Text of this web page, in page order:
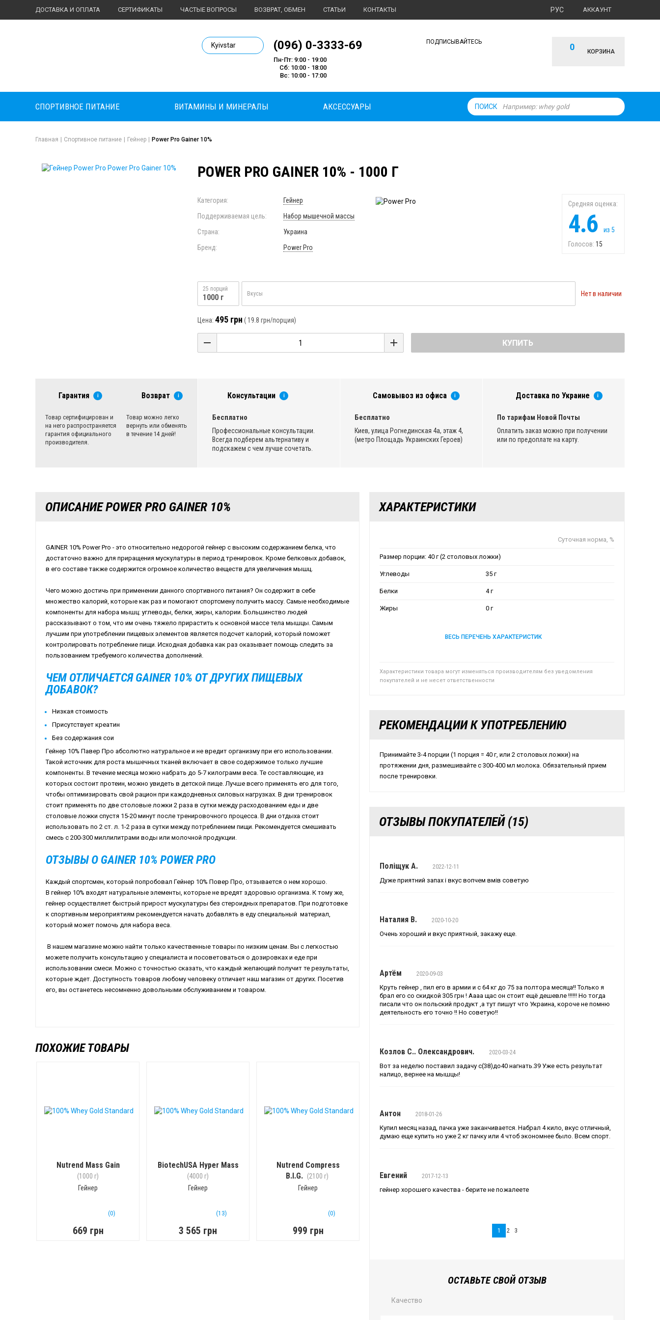
ДОСТАВКА И ОПЛАТА СЕРТИФИКАТЫ ЧАСТЫЕ ВОПРОСЫ ВОЗВРАТ, ОБМЕН СТАТЬИ КОНТАКТЫ АККАУНТ
РУС
Body Market №1 магазин спортивного питания
Kyivstar (096) 0-3333-69
Пн-Пт: 9:00 - 19:00
Сб: 10:00 - 18:00
Вс: 10:00 - 17:00
0 КОРЗИНА
ПОДПИСЫВАЙТЕСЬ
ПОИСК
СПОРТИВНОЕ ПИТАНИЕ ВИТАМИНЫ И МИНЕРАЛЫ АКСЕССУАРЫ
Главная Спортивное питание Гейнер Power Pro Gainer 10%
POWER PRO GAINER 10% - 1000 Г
Средняя оценка:
4.6 из 5
Голосов: 15
Категория:
Гейнер
Поддерживаемая цель:
Набор мышечной массы
Страна:
Украина
Бренд:
Power Pro
25 порций
1000 г Вкусы Нет в наличии
Цена: 495 грн ( 19.8 грн/порция)
КУПИТЬ
Гарантия i
Товар сертифицирован и
на него распространяется
гарантия официального
производителя.
Возврат i
Товар можно легко
вернуть или обменять
в течение 14 дней!
Консультации i
Бесплатно
Профессиональные консультации.
Всегда подберем альтернативу и
подскажем с чем лучше сочетать.
Самовывоз из офиса i
Бесплатно
Киев, улица Рогнединская 4а, этаж 4,
(метро Площадь Украинских Героев)
Доставка по Украине i
По тарифам Новой Почты
Оплатить заказ можно при получении
или по предоплате на карту.
ОПИСАНИЕ POWER PRO GAINER 10%
GAINER 10% Power Pro - это относительно недорогой гейнер с высоким содержанием белка, что
достаточно важно для приращения мускулатуры в период тренировок. Кроме белковых добавок,
в его составе также содержится огромное количество веществ для увеличения мышц.
Чего можно достичь при применении данного спортивного питания? Он содержит в себе
множество калорий, которые как раз и помогают спортсмену получить массу. Самые необходимые
компоненты для набора мышц: углеводы, белки, жиры, калории. Большинство людей
рассказывают о том, что им очень тяжело прирастить к основной массе тела мышцы. Самым
лучшим при употреблении пищевых элементов является подсчет калорий, который поможет
контролировать потребление пищи. Исходная добавка как раз оказывает помощь следить за
пользованием требуемого количества дополнений.
ЧЕМ ОТЛИЧАЕТСЯ GAINER 10% ОТ ДРУГИХ ПИЩЕВЫХ
ДОБАВОК?
Низкая стоимость
Присутствует креатин
Без содержания сои
Гейнер 10% Павер Про абсолютно натуральное и не вредит организму при его использовании.
Такой источник для роста мышечных тканей включает в свое содержимое только лучшие
компоненты. В течение месяца можно набрать до 5-7 килограмм веса. Те составляющие, из
которых состоит протеин, можно увидеть в детской пище. Лучше всего применять его для того,
чтобы оптимизировать свой рацион при каждодневных силовых нагрузках. В дни тренировок
стоит применять по две столовые ложки 2 раза в сутки между расходованием еды и две
столовые ложки спустя 15-20 минут после тренировочного процесса. В дни отдыха стоит
использовать по 2 ст. л. 1-2 раза в сутки между потреблением пищи. Рекомендуется смешивать
смесь с 200-300 миллилитрами воды или молочной продукции.
ОТЗЫВЫ О GAINER 10% POWER PRO
Каждый спортсмен, который попробовал Гейнер 10% Повер Про, отзывается о нем хорошо.
В гейнер 10% входят натуральные элементы, которые не вредят здоровью организма. К тому же,
гейнер осуществляет быстрый прирост мускулатуры без стероидных препаратов. При подготовке
к спортивным мероприятиям рекомендуется начать добавлять в еду специальный материал,
который может помочь для набора веса.
В нашем магазине можно найти только качественные товары по низким ценам. Вы с легкостью
можете получить консультацию у специалиста и посоветоваться о дозировках и еде при
использовании смеси. Можно с точностью сказать, что каждый желающий получит те результаты,
которые ждет. Доступность товаров любому человеку отличает наш магазин от других. Посетив
его, вы останетесь несомненно довольными обслуживанием и товаром.
ПОХОЖИЕ ТОВАРЫ
Nutrend Mass Gain
(1000 г)
Гейнер
(0)
669 грн
BiotechUSA Hyper Mass
(4000 г)
Гейнер
(13)
3 565 грн
Nutrend Compress
B.I.G. (2100 г)
Гейнер
(0)
999 грн
ХАРАКТЕРИСТИКИ
Суточная норма, %
Размер порции: 40 г (2 столовых ложки)
Углеводы 35 г
Белки 4 г
Жиры 0 г
ВЕСЬ ПЕРЕЧЕНЬ ХАРАКТЕРИСТИК
Характеристики товара могут изменяться производителям без уведомления
покупателей и не несет ответственности
РЕКОМЕНДАЦИИ К УПОТРЕБЛЕНИЮ
Принимайте 3-4 порции (1 порция = 40 г, или 2 столовых ложки) на
протяжении дня, размешивайте с 300-400 мл молока. Обязательный прием
после тренировки.
ОТЗЫВЫ ПОКУПАТЕЛЕЙ (15)
Поліщук А.
2022-12-11
Дуже приятний запах і вкус вопчем вмів советую
Наталия В.
2020-10-20
Очень хороший и вкус приятный, закажу еще.
Артём
2020-09-03
Круть гейнер , пил его в армии и с 64 кг до 75 за полтора месяца!! Только я
брал его со скидкой 305 грн ! Аааа щас он стоит ещё дешевле !!!!!! Но тогда
писали что он польский продукт ,а тут пишут что Украина, короче не помню
деятельность его точно !! Но советую!!
Козлов С.. Олександрович.
2020-03-24
Вот за неделю поставил задачу с(38)до40 нагнать.39 Уже есть результат
налицо, вернее на мышцы!
Антон
2018-01-26
Купил месяц назад, пачка уже заканчивается. Набрал 4 кило, вкус отличный,
думаю еще купить но уже 2 кг пачку или 4 чтоб экономнее было. Всем спорт.
Евгений
2017-12-13
гейнер хорошего качества - берите не пожалеете
1 2 3
ОСТАВЬТЕ СВОЙ ОТЗЫВ
Качество